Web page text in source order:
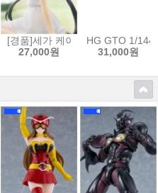
이어 발키리 사운드 부스터 장
가 주술회전 FIGURIZMα 피규어
[경품]세가 케이온! 유메미라이즈
27,000원
HG GTO 1/144
31,000원